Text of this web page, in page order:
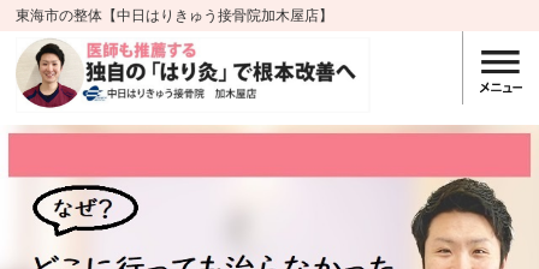
東海市の整体【中日はりきゅう接骨院加木屋店】